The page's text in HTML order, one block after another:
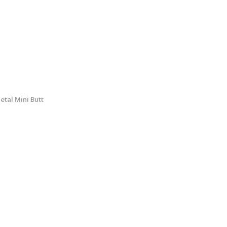
Mini Butt